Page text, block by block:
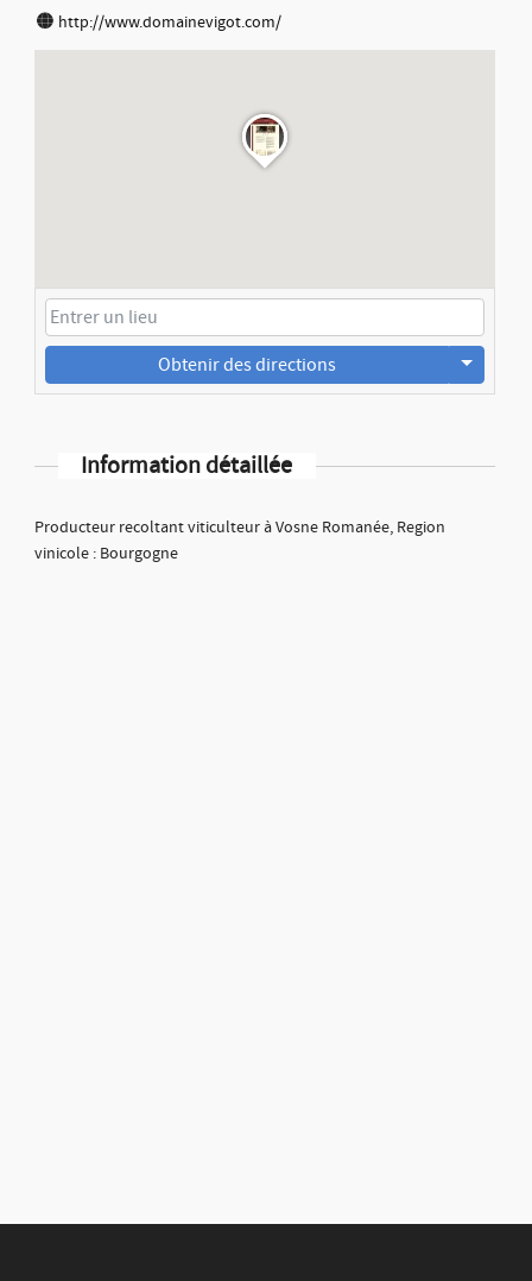
http://www.domainevigot.com/
Obtenir des directions
Information détaillée
Producteur recoltant viticulteur à Vosne Romanée, Region
vinicole : Bourgogne